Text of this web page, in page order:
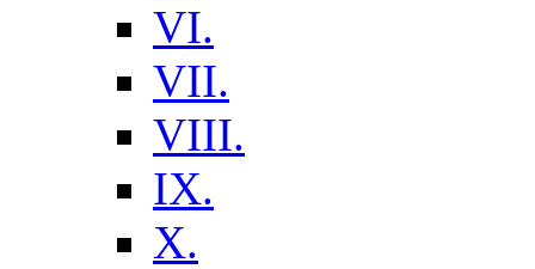
VI.
VII.
VIII.
IX.
X.